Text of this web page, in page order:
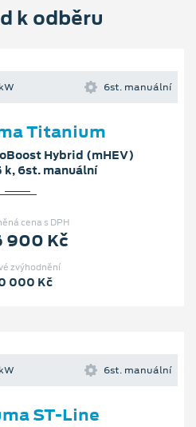
k odběru
6st. manuální
Titanium
Hybrid (mHEV)
k, 6st. manuální
cena s DPH
900 Kč
zvýhodnění
000 Kč
6st. manuální
ST-Line